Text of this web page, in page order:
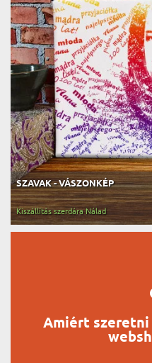
SZAVAK - VÁSZONKÉP
Kiszállítás szerdára Nálad
Amiért